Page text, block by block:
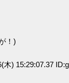
！)
木) 15:29:07.37